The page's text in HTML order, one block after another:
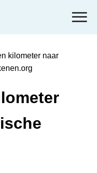
kilometer naar